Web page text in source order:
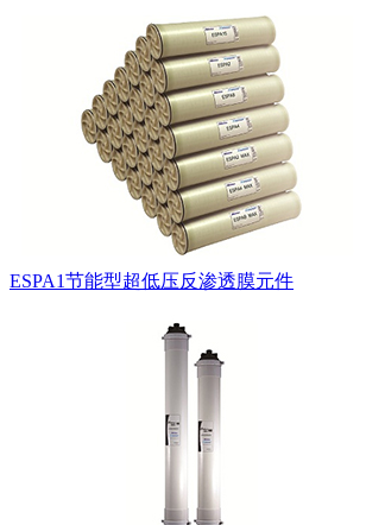
ESPA1节能型超低压反渗透膜元件